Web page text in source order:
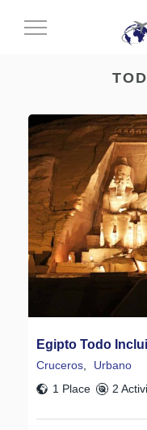
Cambiar
Egipto Todo
Cruceros
Urbano
1 Place
2